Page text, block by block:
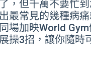
，但千萬不要忙
最常見的幾種病
場加映World
操3招，讓你隨時